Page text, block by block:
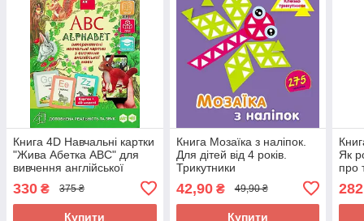
Книга 4D Навчальні картки
"Жива Абетка ABC" для
вивчення англійської
реальністю та звуком
325614
330 ₴ 375 ₴
Купити
Книга Мозаїка з наліпок.
Для дітей від 4 років.
Трикутники
42,90₴ 49,90 ₴
Купити
Як
про
282